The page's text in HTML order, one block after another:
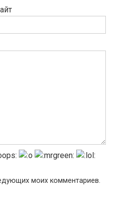
моих комментариев.